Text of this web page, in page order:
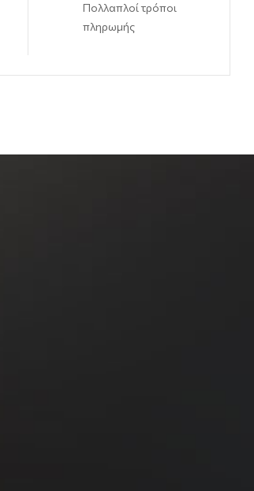
Πολλαπλοί τρόποι
πληρωμής